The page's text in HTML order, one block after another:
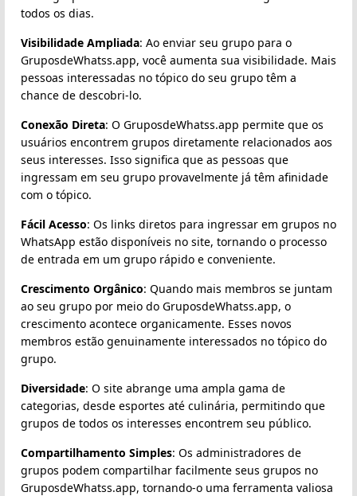
todos os dias.
Visibilidade Ampliada: Ao enviar seu grupo para o
GruposdeWhatss.app, você aumenta sua visibilidade. Mais
pessoas interessadas no tópico do seu grupo têm a
chance de descobri-lo.
Conexão Direta: O GruposdeWhatss.app permite que os
usuários encontrem grupos diretamente relacionados aos
seus interesses. Isso significa que as pessoas que
ingressam em seu grupo provavelmente já têm afinidade
com o tópico.
Fácil Acesso: Os links diretos para ingressar em grupos no
WhatsApp estão disponíveis no site, tornando o processo
de entrada em um grupo rápido e conveniente.
Crescimento Orgânico: Quando mais membros se juntam
ao seu grupo por meio do GruposdeWhatss.app, o
crescimento acontece organicamente. Esses novos
membros estão genuinamente interessados no tópico do
grupo.
Diversidade: O site abrange uma ampla gama de
categorias, desde esportes até culinária, permitindo que
grupos de todos os interesses encontrem seu público.
Compartilhamento Simples: Os administradores de
grupos podem compartilhar facilmente seus grupos no
GruposdeWhatss.app, tornando-o uma ferramenta valiosa